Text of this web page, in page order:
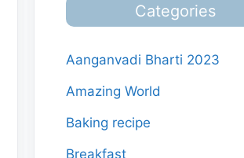
Categories
Aanganvadi Bharti 2023
Amazing World
Baking recipe
Breakfast